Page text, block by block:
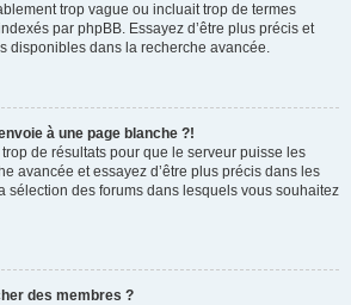
trop vague ou incluait trop de termes
par phpBB. Essayez d’être plus précis et
disponibles dans la recherche avancée.
à une page blanche ?!
de résultats pour que le serveur puisse les
avancée et essayez d’être plus précis dans les
sélection des forums dans lesquels vous souhaitez
des membres ?